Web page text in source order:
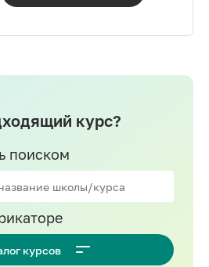
курс?
поиском
курсов